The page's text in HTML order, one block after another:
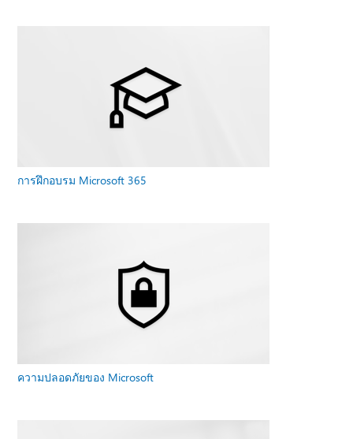
การฝึกอบรม Microsoft 365
ความปลอดภัยของ Microsoft